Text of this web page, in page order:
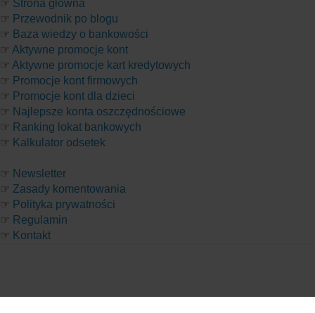
☞ Strona główna
☞ Przewodnik po blogu
☞ Baza wiedzy o bankowości
☞ Aktywne promocje kont
☞ Aktywne promocje kart kredytowych
☞ Promocje kont firmowych
☞ Promocje kont dla dzieci
☞ Najlepsze konta oszczędnościowe
☞ Ranking lokat bankowych
☞ Kalkulator odsetek
☞ Newsletter
☞ Zasady komentowania
☞ Polityka prywatności
☞ Regulamin
☞ Kontakt